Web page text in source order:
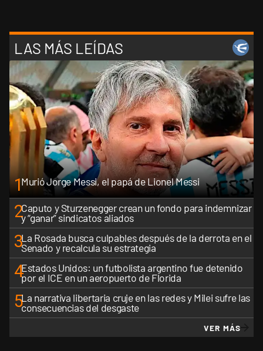
LAS MÁS LEÍDAS
1Murió Jorge Messi, el papá de Lionel Messi
2Caputo y Sturzenegger crean un fondo para indemnizar
y “ganar” sindicatos aliados
3La Rosada busca culpables después de la derrota en el
Senado y recalcula su estrategia
4Estados Unidos: un futbolista argentino fue detenido
por el ICE en un aeropuerto de Florida
5La narrativa libertaria cruje en las redes y Milei sufre las
consecuencias del desgaste
VER MÁS